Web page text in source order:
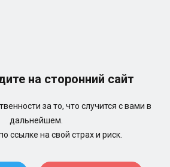
на сторонний сайт
за то, что случится с вами в
дальнейшем.
ссылке на свой страх и риск.